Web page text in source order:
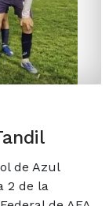
de Azul
2 de la